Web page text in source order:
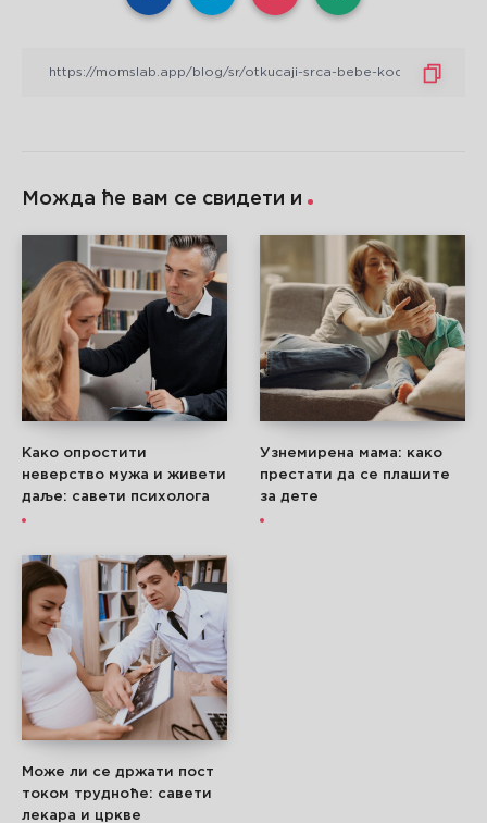
Можда ће вам се свидети и
Како опростити
неверство мужа и живети
даље: савети психолога
Узнемирена мама: како
престати да се плашите
за дете
Може ли се држати пост
током трудноће: савети
лекара и цркве